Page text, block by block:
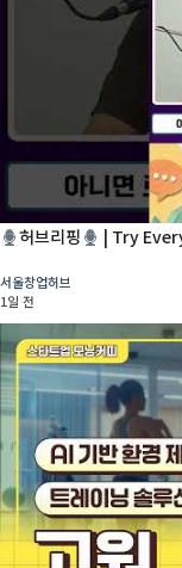
허브리핑 | Try
서울창업허브
1일 전